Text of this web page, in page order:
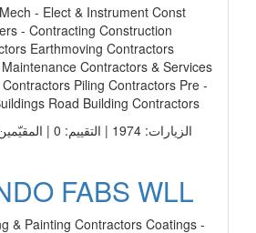
- Elect & Instrument Const
- Contracting Construction
Earthmoving Contractors
Contractors & Services
Piling Contractors Pre -
Road Building Contractors
الزيارات: 1974 | التقييم: 0 | المقيّمين: 0 | المدينة
FABS WLL
& Painting Contractors Coatings -